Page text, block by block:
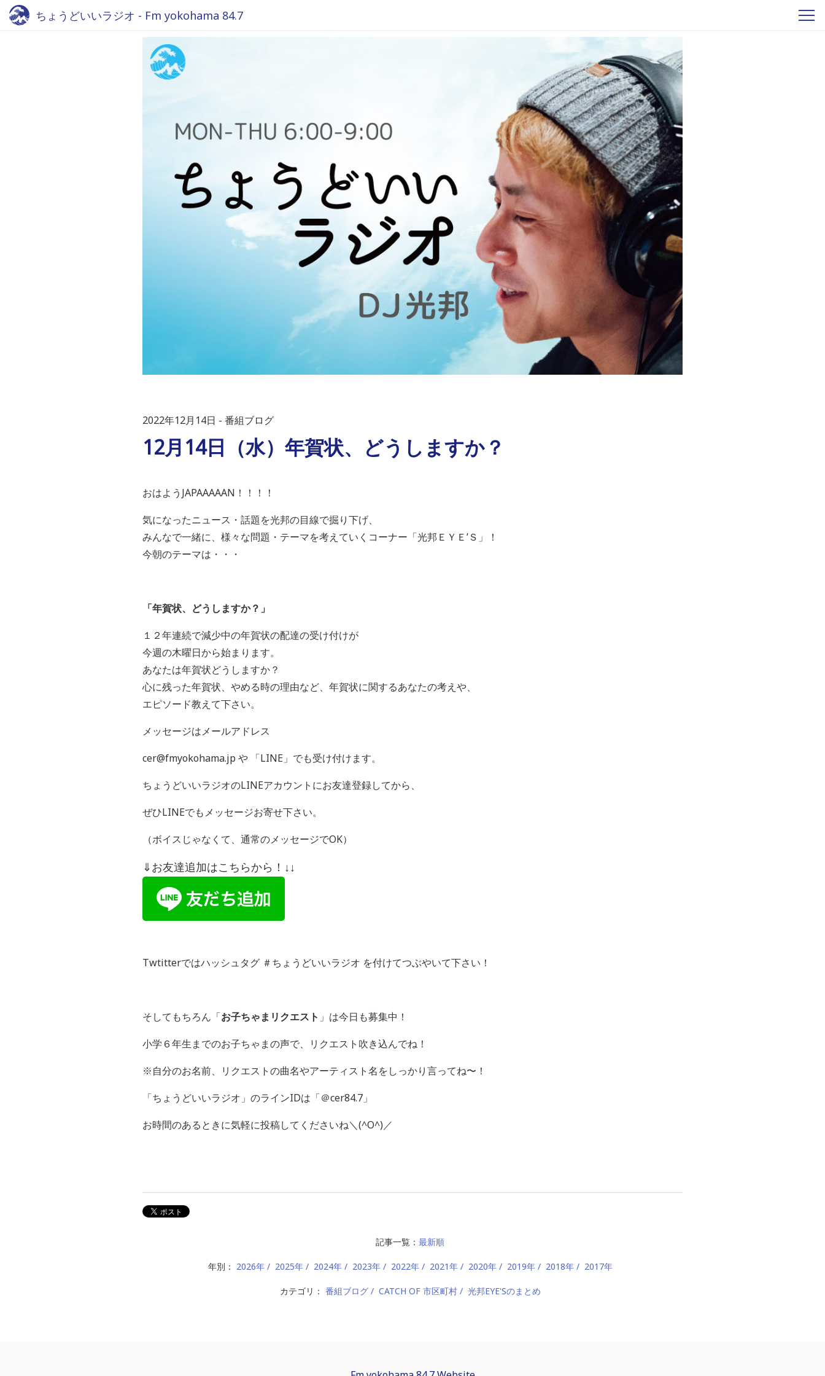
ちょうどいいラジオ - Fm yokohama 84.7
2022年12月14日 番組ブログ
12月14日（水）年賀状、どうしますか？
おはようJAPAAAAAN！！！！
気になったニュース・話題を光邦の目線で掘り下げ、
みんなで一緒に、様々な問題・テーマを考えていくコーナー「光邦ＥＹＥ’Ｓ」！
今朝のテーマは・・・
「年賀状、どうしますか？」
１２年連続で減少中の年賀状の配達の受け付けが
今週の木曜日から始まります。
あなたは年賀状どうしますか？
心に残った年賀状、やめる時の理由など、年賀状に関するあなたの考えや、
エピソード教えて下さい。
メッセージはメールアドレス
cer@fmyokohama.jp や 「LINE 」でも受け付けます。
ちょうどいいラジオのLINEアカウントにお友達登録してから、
ぜひLINEでもメッセージお寄せ下さい。
（ボイスじゃなくて、通常のメッセージでOK）
⇓お友達追加はこちらから！↓↓
Twtitterではハッシュタグ ＃ちょうどいいラジオ を付けてつぶやいて下さい！
そしてもちろん「お子ちゃまリクエスト 」は今日も募集中！
小学６年生までのお子ちゃまの声で、リクエスト吹き込んでね！
※自分のお名前、リクエストの曲名やアーティスト名をしっかり言ってね〜！
「ちょうどいいラジオ」のラインIDは「＠cer84.7」
お時間のあるときに気軽に投稿してくださいね＼(^O^)／
記事一覧： 最新順
年別： 2026年 2025年 2024年 2023年 2022年 2021年 2020年 2019年 2018年 2017年
カテゴリ： 番組ブログ CATCH OF 市区町村 光邦EYE'Sのまとめ